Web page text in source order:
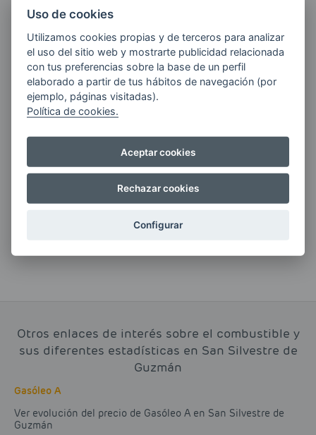
Quiero recibir las últimas novedades de AVIA
ENERGIAS por cualquier medio, incluido
electrónico.
Más información
Si tienes alguna duda durante el
pedido escríbenos a:
contacto@clickgasoil.com
Otros enlaces de interés sobre el combustible y
sus diferentes estadísticas en San Silvestre de
Guzmán
Gasóleo A
Ver evolución del precio de Gasóleo A en San Silvestre de
Guzmán
Uso de cookies
Utilizamos cookies propias y de terceros para analizar
el uso del sitio web y mostrarte publicidad relacionada
con tus preferencias sobre la base de un perfil
elaborado a partir de tus hábitos de navegación (por
ejemplo, páginas visitadas).
Política de cookies.
Aceptar cookies
Rechazar cookies
Configurar